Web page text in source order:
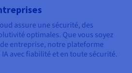
assure une sécurité, des
optimales. Que vous soyez
entreprise, notre plateforme
avec fiabilité et en toute sécurité.